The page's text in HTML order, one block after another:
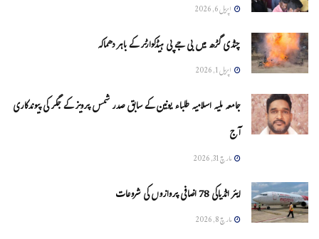
اپریل 6, 2026
چنڈی گڑھ میں بی جے پی ہیڈکوارٹر کے باہر دھماکہ
اپریل 1, 2026
جامعہ ملیہ اسلامیہ طلباء یونین کے سابق صدر شمس پرویز کے جگر کی پیوندکاری
آج
مارچ 31, 2026
ایئر انڈیاکی 78 اضافی پروازوں کی شروعات
مارچ 8, 2026